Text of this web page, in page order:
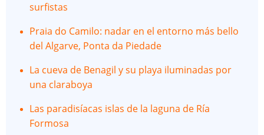
surfistas
Praia do Camilo: nadar en el entorno más bello
del Algarve, Ponta da Piedade
La cueva de Benagil y su playa iluminadas por
una claraboya
Las paradisíacas islas de la laguna de Ría
Formosa